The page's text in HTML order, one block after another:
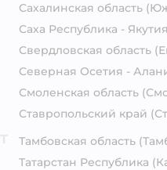
Сахалинская область
Саха Республика - Якутия
Свердловская область
Северная Осетия -
Смоленская область
Ставропольский край
Тамбовская область
Татарстан Республика